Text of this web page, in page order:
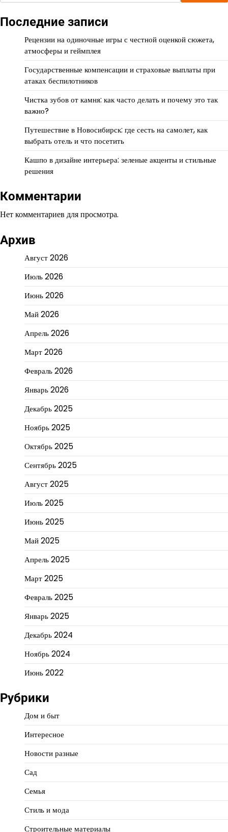
Последние записи
Рецензии на одиночные игры с честной оценкой сюжета,
атмосферы и геймплея
Государственные компенсации и страховые выплаты при
атаках беспилотников
Чистка зубов от камня: как часто делать и почему это так
важно?
Путешествие в Новосибирск: где сесть на самолет, как
выбрать отель и что посетить
Кашпо в дизайне интерьера: зеленые акценты и стильные
решения
Комментарии
Нет комментариев для просмотра.
Архив
Август 2026
Июль 2026
Июнь 2026
Май 2026
Апрель 2026
Март 2026
Февраль 2026
Январь 2026
Декабрь 2025
Ноябрь 2025
Октябрь 2025
Сентябрь 2025
Август 2025
Июль 2025
Июнь 2025
Май 2025
Апрель 2025
Март 2025
Февраль 2025
Январь 2025
Декабрь 2024
Ноябрь 2024
Июнь 2022
Рубрики
Дом и быт
Интересное
Новости разные
Сад
Семья
Стиль и мода
Строительные материалы